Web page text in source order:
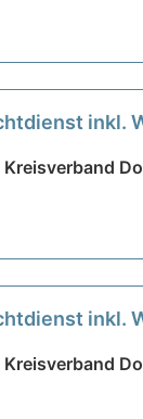
inkl.
inkl.